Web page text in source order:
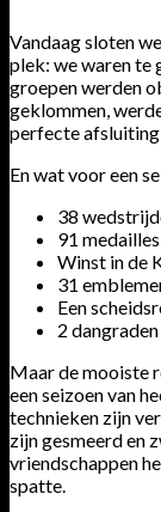
Vandaag sloten
plek: we waren
groepen werden
geklommen,
perfecte afsluiting
En wat voor een
38
91
Winst in de
31
Een
2 dangraden
Maar de mooiste
een seizoen van
technieken zijn
zijn gesmeerd en
vriendschappen
spatte.